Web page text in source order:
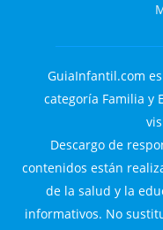
GuiaInfantil.com
categoría Familia y
Descargo de
contenidos están
de la salud y la
informativos. No